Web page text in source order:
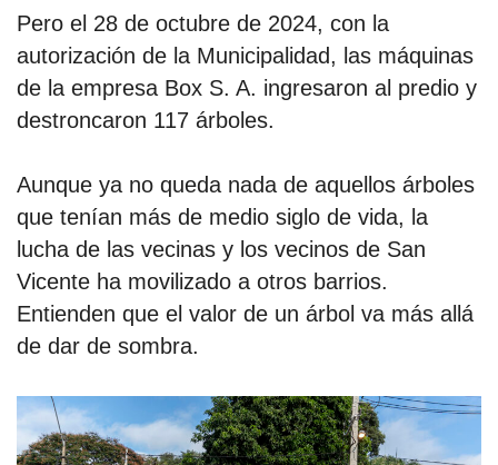
Pero el 28 de octubre de 2024, con la
autorización de la Municipalidad, las máquinas
de la empresa Box S. A. ingresaron al predio y
destroncaron 117 árboles.
Aunque ya no queda nada de aquellos árboles
que tenían más de medio siglo de vida, la
lucha de las vecinas y los vecinos de San
Vicente ha movilizado a otros barrios.
Entienden que el valor de un árbol va más allá
de dar de sombra.